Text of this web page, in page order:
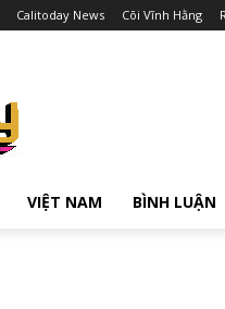
Calitoday News Cõi Vĩnh Hằng
VIỆT NAM BÌNH LUẬN